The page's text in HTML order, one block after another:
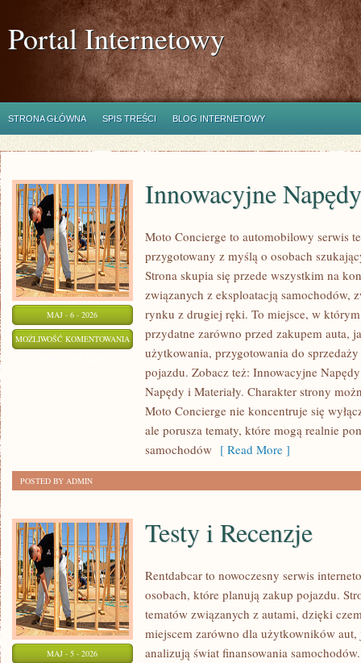
Portal Internetowy
STRONA GŁÓWNA SPIS TREŚCI BLOG INTERNETOWY
MAJ - 6 - 2026
MOŻLIWOŚĆ KOMENTOWANIA INNOWACYJNE
NAPĘDY
MATERIAŁY
Innowacyjne
Moto Concierge to automobilowy serwis
przygotowany z myślą o osobach
Strona skupia się przede wszystkim na
związanych z eksploatacją samochodów,
rynku z drugiej ręki. To miejsce, w
przydatne zarówno przed zakupem auta,
użytkowania, przygotowania do
pojazdu. Zobacz też: Innowacyjne
Napędy i Materiały. Charakter strony
Moto Concierge nie koncentruje się
ale porusza tematy, które mogą realnie
samochodów [ Read More ]
POSTED BY ADMIN
MAJ - 5 - 2026
Testy i Recenzje
Rentdabcar to nowoczesny serwis
osobach, które planują zakup pojazdu.
tematów związanych z autami, dzięki
miejscem zarówno dla użytkowników
analizują świat finansowania